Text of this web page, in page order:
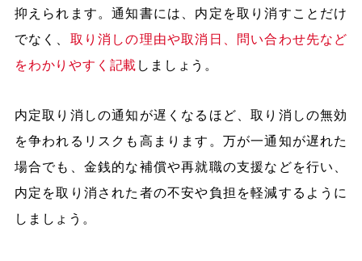
抑えられます。通知書には、内定を取り消すことだけ
でなく、 取り消しの理由や取消日、問い合わせ先など
をわかりやすく記載 しましょう。
内定取り消しの通知が遅くなるほど、取り消しの無効
を争われるリスクも高まります。万が一通知が遅れた
場合でも、金銭的な補償や再就職の支援などを行い、
内定を取り消された者の不安や負担を軽減するように
しましょう。